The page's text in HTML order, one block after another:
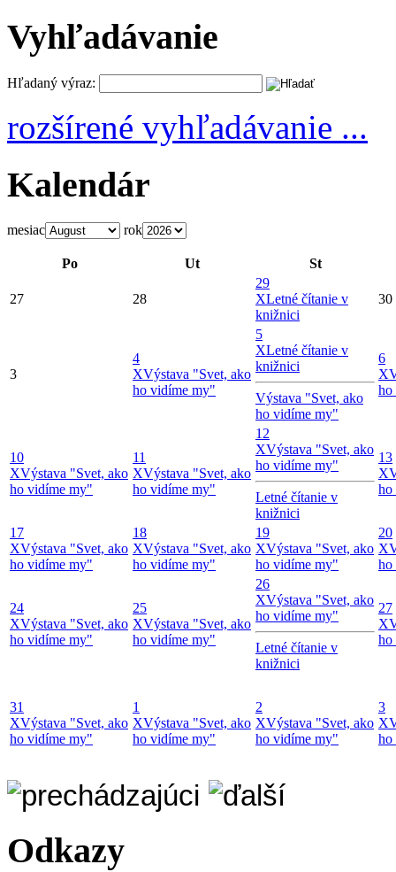
Vyhľadávanie
Hľadaný výraz:
rozšírené vyhľadávanie ...
Kalendár
mesiac rok
Po Ut St
27 28
29
XLetné čítanie v
knižnici
30
3
4
XVýstava "Svet, ako
ho vidíme my"
5
XLetné čítanie v
knižnici
Výstava "Svet, ako
ho vidíme my"
6
X
ho
10
XVýstava "Svet, ako
ho vidíme my"
11
XVýstava "Svet, ako
ho vidíme my"
12
XVýstava "Svet, ako
ho vidíme my"
Letné čítanie v
knižnici
13
X
ho
17
XVýstava "Svet, ako
ho vidíme my"
18
XVýstava "Svet, ako
ho vidíme my"
19
XVýstava "Svet, ako
ho vidíme my"
20
X
ho
24
XVýstava "Svet, ako
ho vidíme my"
25
XVýstava "Svet, ako
ho vidíme my"
26
XVýstava "Svet, ako
ho vidíme my"
Letné čítanie v
knižnici
27
X
ho
31
XVýstava "Svet, ako
ho vidíme my"
1
XVýstava "Svet, ako
ho vidíme my"
2
XVýstava "Svet, ako
ho vidíme my"
3
X
ho
Odkazy